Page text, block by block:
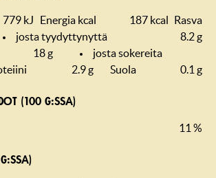
779 kJ Energia kcal 187 kcal Rasva
josta tyydyttynyttä
8.2 g
18 g
josta sokereita
2.9 g Suola 0.1 g
(100 G:SSA)
11 %